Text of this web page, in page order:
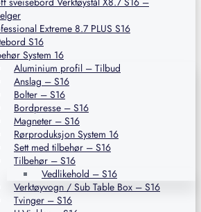
Extreme 8.7 PLUS S16
S16
System 16
Aluminium profil – Tilbud
Anslag – S16
Bolter – S16
Bordpresse – S16
Magneter – S16
Rørproduksjon System 16
Sett med tilbehør – S16
Tilbehør – S16
Vedlikehold – S16
Verktøyvogn / Sub Table Box – S16
Tvinger – S16